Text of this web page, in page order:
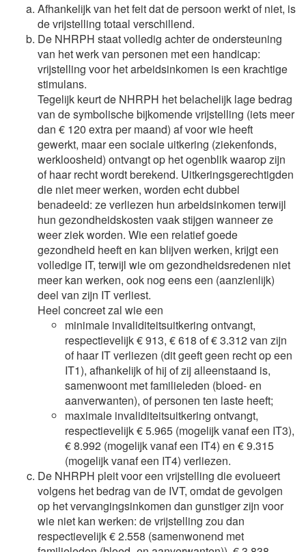
Afhankelijk van het feit dat de persoon werkt of niet, is
de vrijstelling totaal verschillend.
De NHRPH staat volledig achter de ondersteuning
van het werk van personen met een handicap:
vrijstelling voor het arbeidsinkomen is een krachtige
stimulans.
Tegelijk keurt de NHRPH het belachelijk lage bedrag
van de symbolische bijkomende vrijstelling (iets meer
dan € 120 extra per maand) af voor wie heeft
gewerkt, maar een sociale uitkering (ziekenfonds,
werkloosheid) ontvangt op het ogenblik waarop zijn
of haar recht wordt berekend. Uitkeringsgerechtigden
die niet meer werken, worden echt dubbel
benadeeld: ze verliezen hun arbeidsinkomen terwijl
hun gezondheidskosten vaak stijgen wanneer ze
weer ziek worden. Wie een relatief goede
gezondheid heeft en kan blijven werken, krijgt een
volledige IT, terwijl wie om gezondheidsredenen niet
meer kan werken, ook nog eens een (aanzienlijk)
deel van zijn IT verliest.
Heel concreet zal wie een
minimale invaliditeitsuitkering ontvangt,
respectievelijk € 913, € 618 of € 3.312 van zijn
of haar IT verliezen (dit geeft geen recht op een
IT1), afhankelijk of hij of zij alleenstaand is,
samenwoont met familieleden (bloed- en
aanverwanten), of personen ten laste heeft;
maximale invaliditeitsuitkering ontvangt,
respectievelijk € 5.965 (mogelijk vanaf een IT3),
€ 8.992 (mogelijk vanaf een IT4) en € 9.315
(mogelijk vanaf een IT4) verliezen.
De NHRPH pleit voor een vrijstelling die evolueert
volgens het bedrag van de IVT, omdat de gevolgen
op het vervangingsinkomen dan gunstiger zijn voor
wie niet kan werken: de vrijstelling zou dan
respectievelijk € 2.558 (samenwonend met